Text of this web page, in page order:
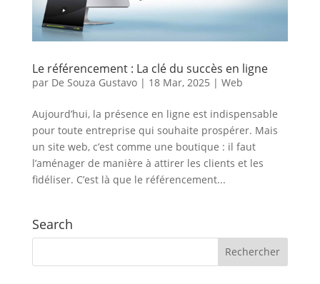
Le référencement : La clé du succès en ligne
par De Souza Gustavo| 18 Mar, 2025 | Web
Aujourd’hui, la présence en ligne est indispensable
pour toute entreprise qui souhaite prospérer. Mais
un site web, c’est comme une boutique : il faut
l’aménager de manière à attirer les clients et les
fidéliser. C’est là que le référencement...
Search